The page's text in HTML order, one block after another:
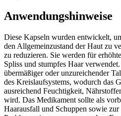
Anwendungshinweise
Diese Kapseln wurden entwickelt,
den Allgemeinzustand der Haut zu
zu reduzieren. Sie werden für
Spliss und stumpfes Haar
übermäßiger oder unzureichender
des Kreislaufsystems, wodurch das
ausreichend Feuchtigkeit,
wird. Das Medikament sollte als
Haarausfall und Schuppen sowie